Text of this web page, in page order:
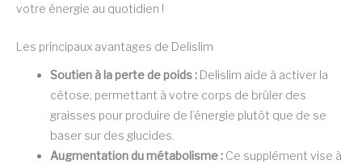
votre énergie au quotidien !
Les principaux avantages de Delislim
Soutien à la perte de poids : Delislim aide à activer la
cétose, permettant à votre corps de brûler des
graisses pour produire de l’énergie plutôt que de se
baser sur des glucides.
Augmentation du métabolisme : Ce supplément vise à